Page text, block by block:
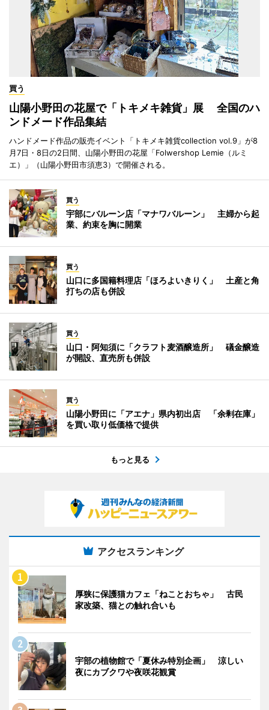
買う
山陽小野田の花屋で「トキメキ雑貨」展 全国のハ
ンドメード作品集結
ハンドメード作品の販売イベント「トキメキ雑貨collection vol.9」が8
月7日・8日の2日間、山陽小野田の花屋「Folwershop Lemie（ルミ
エ）」（山陽小野田市須恵3）で開催される。
買う
宇部にバルーン店「マナワバルーン」 主婦から起
業、約束を胸に開業
買う
山口に多国籍料理店「ほろよいきりく」 土産と角
打ちの店も併設
買う
山口・阿知須に「クラフト麦酒醸造所」 礒金醸造
が開設、直売所も併設
買う
山陽小野田に「アエナ」県内初出店 「余剰在庫」
を買い取り低価格で提供
もっと見る
アクセスランキング
厚狭に保護猫カフェ「ねことおちゃ」 古民
家改築、猫との触れ合いも
宇部の植物館で「夏休み特別企画」 涼しい
夜にカブクワや夜咲花観賞